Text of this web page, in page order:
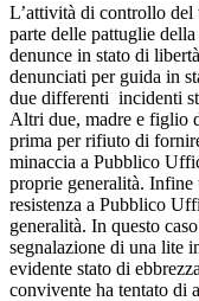
L’attività di controllo
parte delle pattuglie
denunce in stato di
denunciati per guida in
due differenti incidenti
Altri due, madre e figlio
prima per rifiuto di
minaccia a Pubblico
proprie generalità. Infine
resistenza a Pubblico
generalità. In questo
segnalazione di una lite
evidente stato di
convivente ha tentato di